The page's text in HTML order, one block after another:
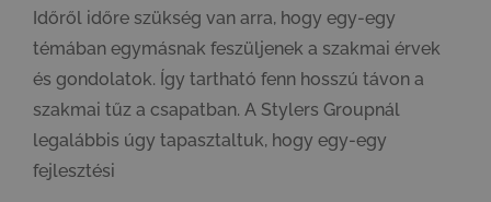
Időről időre szükség van arra, hogy egy-egy
témában egymásnak feszüljenek a szakmai érvek
és gondolatok. Így tartható fenn hosszú távon a
szakmai tűz a csapatban. A Stylers Groupnál
legalábbis úgy tapasztaltuk, hogy egy-egy
fejlesztési